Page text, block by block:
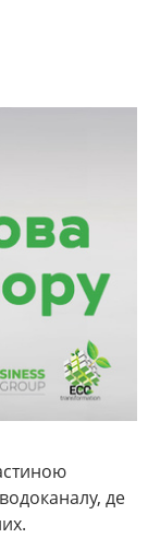
де